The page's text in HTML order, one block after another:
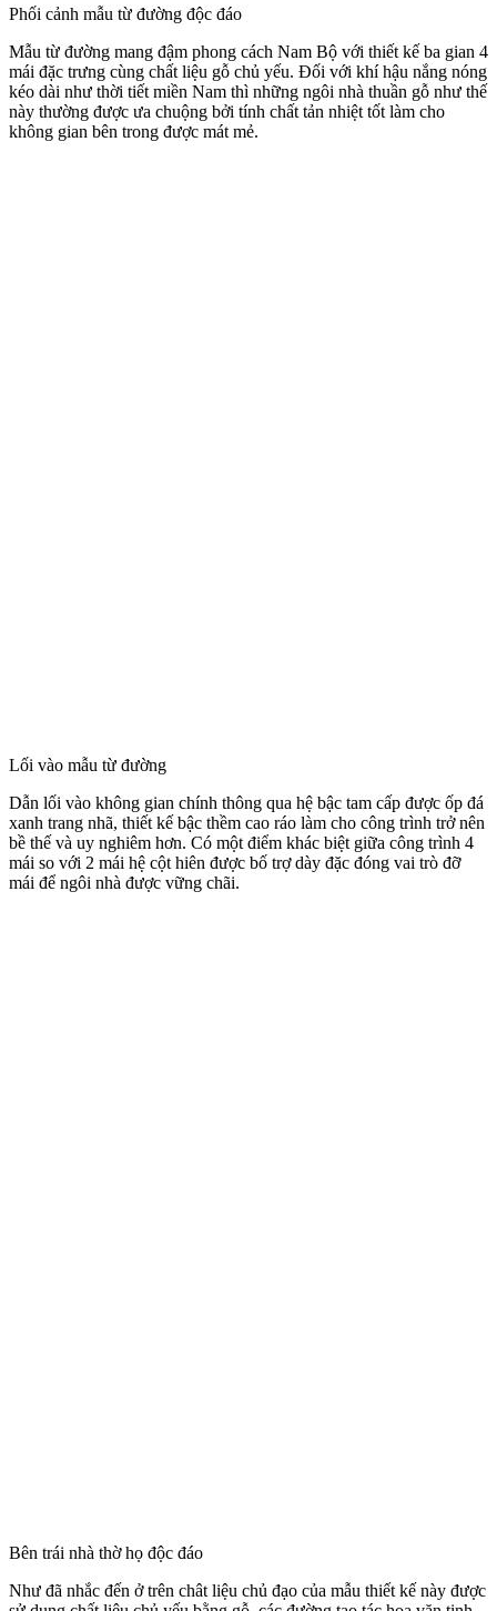
Phối cảnh mẫu từ đường độc đáo
Mẫu từ đường mang đậm phong cách Nam Bộ với thiết kế ba gian 4
mái đặc trưng cùng chất liệu gỗ chủ yếu. Đối với khí hậu nắng nóng
kéo dài như thời tiết miền Nam thì những ngôi nhà thuần gỗ như thế
này thường được ưa chuộng bởi tính chất tản nhiệt tốt làm cho
không gian bên trong được mát mẻ.
Lối vào mẫu từ đường
Dẫn lối vào không gian chính thông qua hệ bậc tam cấp được ốp đá
xanh trang nhã, thiết kế bậc thềm cao ráo làm cho công trình trở nên
bề thế và uy nghiêm hơn. Có một điểm khác biệt giữa công trình 4
mái so với 2 mái hệ cột hiên được bố trợ dày đặc đóng vai trò đỡ
mái để ngôi nhà được vững chãi.
Bên trái nhà thờ họ độc đáo
Như đã nhắc đến ở trên chât liệu chủ đạo của mẫu thiết kế này được